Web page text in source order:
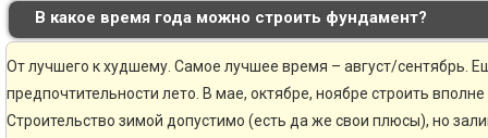
В какое время года можно строить фундамент?
От лучшего к худшему. Самое лучшее время – август/сентябрь.
предпочтительности лето. В мае, октябре, ноябре строить
Строительство зимой допустимо (есть да же свои плюсы), но